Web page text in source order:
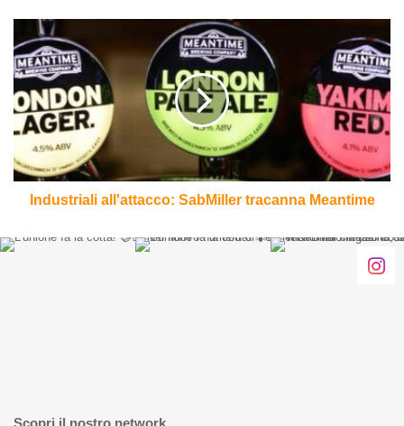
Industriali
all'attacco:
SabMiller
tracanna
Meantime
Industriali all'attacco: SabMiller tracanna Meantime